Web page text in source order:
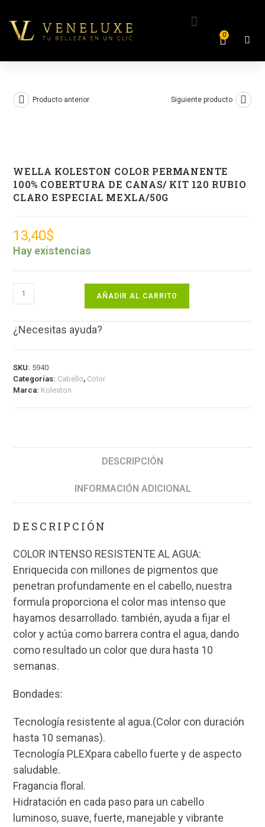
0
Producto anterior Siguiente producto
WELLA KOLESTON COLOR PERMANENTE
100% COBERTURA DE CANAS/ KIT 120 RUBIO
CLARO ESPECIAL MEXLA/50G
13,40$
Hay existencias
AÑADIR AL CARRITO
¿Necesitas ayuda?
SKU: 5940
Categorías: Cabello, Color
Marca: Koleston
DESCRIPCIÓN
INFORMACIÓN ADICIONAL
DESCRIPCIÓN
COLOR INTENSO RESISTENTE AL AGUA:
Enriquecida con millones de pigmentos que
penetran profundamente en el cabello, nuestra
formula proporciona el color mas intenso que
hayamos desarrollado. también, ayuda a fijar el
color y actúa como barrera contra el agua, dando
como resultado un color que dura hasta 10
semanas.
Bondades:
Tecnología resistente al agua.(Color con duración
hasta 10 semanas).
Tecnología PLEXpara cabello fuerte y de aspecto
saludable.
Fragancia floral.
Hidratación en cada paso para un cabello
luminoso, suave, fuerte, manejable y vibrante